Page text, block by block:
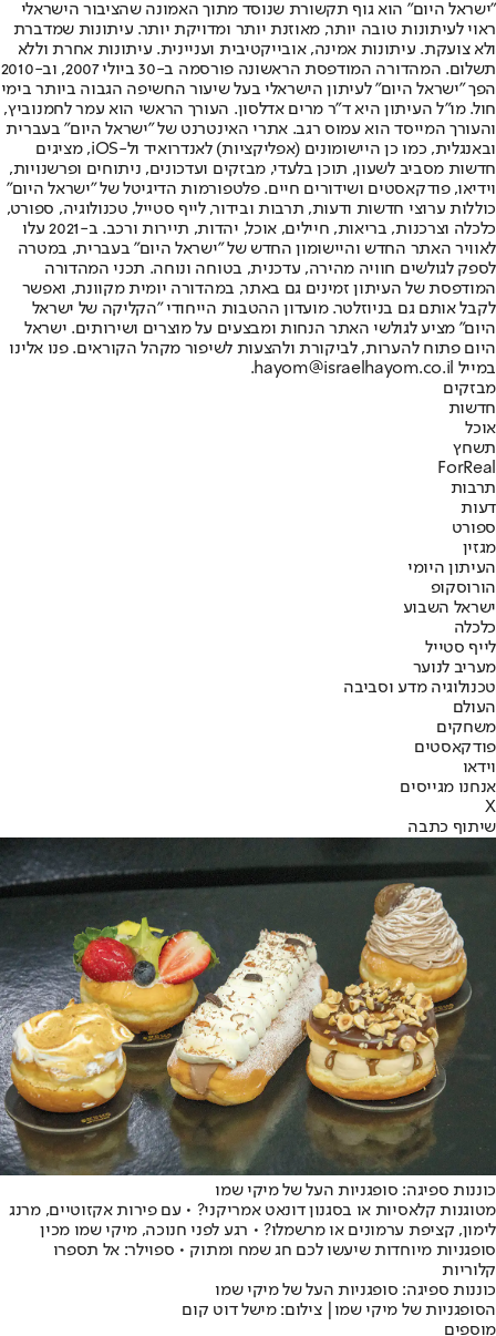
"ישראל היום" הוא גוף תקשורת שנוסד מתוך האמונה שהציבור הישראלי
ראוי לעיתונות טובה יותר, מאוזנת יותר ומדויקת יותר. עיתונות שמדברת
ולא צועקת. עיתונות אמינה, אובייקטיבית ועניינית. עיתונות אחרת וללא
תשלום. המהדורה המודפסת הראשונה פורסמה ב-30 ביולי 2007, וב-2010
הפך "ישראל היום" לעיתון הישראלי בעל שיעור החשיפה הגבוה ביותר בימי
חול. מו"ל העיתון היא ד"ר מרים אדלסון. העורך הראשי הוא עמר לחמנוביץ,
והעורך המייסד הוא עמוס רגב. אתרי האינטרנט של "ישראל היום" בעברית
ובאנגלית, כמו כן היישומונים (אפליקציות) לאנדרואיד ול-iOS, מציגים
חדשות מסביב לשעון, תוכן בלעדי, מבזקים ועדכונים, ניתוחים ופרשנויות,
וידיאו, פודקאסטים ושידורים חיים. פלטפורמות הדיגיטל של "ישראל היום"
כוללות ערוצי חדשות ודעות, תרבות ובידור, לייף סטייל, טכנולוגיה, ספורט,
כלכלה וצרכנות, בריאות, חיילים, אוכל, יהדות, תיירות ורכב. ב-2021 עלו
לאוויר האתר החדש והיישומון החדש של "ישראל היום" בעברית, במטרה
לספק לגולשים חוויה מהירה, עדכנית, בטוחה ונוחה. תכני המהדורה
המודפסת של העיתון זמינים גם באתר, במהדורה יומית מקוונת, ואפשר
לקבל אותם גם בניוזלטר. מועדון ההטבות הייחודי "הקליקה של ישראל
היום" מציע לגולשי האתר הנחות ומבצעים על מוצרים ושירותים. ישראל
היום פתוח להערות, לביקורת ולהצעות לשיפור מקהל הקוראים. פנו אלינו
במייל hayom@israelhayom.co.il.
מבזקים
חדשות
אוכל
תשחץ
ForReal
תרבות
דעות
ספורט
מגזין
העיתון היומי
הורוסקופ
ישראל השבוע
כלכלה
לייף סטייל
מעריב לנוער
טכנולוגיה מדע וסביבה
העולם
משחקים
פודקאסטים
וידאו
אנחנו מגייסים
X
שיתוף כתבה
כוננות ספיגה: סופגניות העל של מיקי שמו
מטוגנות קלאסיות או בסגנון דונאט אמריקני? • עם פירות אקזוטיים, מרנג
לימון, קציפת ערמונים או מרשמלו? • רגע לפני חנוכה, מיקי שמו מכין
סופגניות מיוחדות שיעשו לכם חג שמח ומתוק • ספוילר: אל תספרו
קלוריות
כוננות ספיגה: סופגניות העל של מיקי שמו
הסופגניות של מיקי שמו| צילום: מישל דוט קום
מוספים